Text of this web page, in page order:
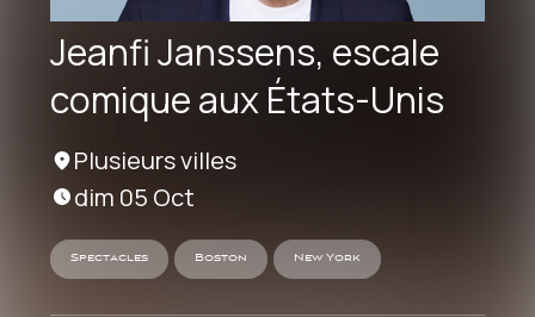
Jeanfi Janssens, escale
comique aux États-Unis
Plusieurs villes
dim 05 Oct
Spectacles Boston New York